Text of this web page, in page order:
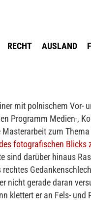
RECHT AUSLAND
mit polnischem Vor-
Programm Medien-,
zum Thema
fotografischen Blicks
sind darüber hinaus
nicht gerade daran
klettert er an Fels- und